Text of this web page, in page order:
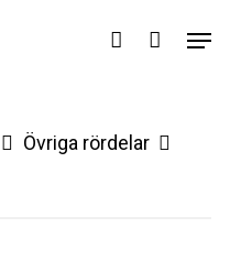
account
Menu
Övriga rördelar